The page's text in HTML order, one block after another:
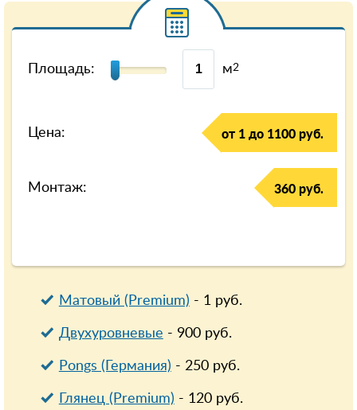
Площадь: м2
Цена: от 1 до 1100 руб.
Монтаж: 360 руб.
Матовый (Premium) - 1руб.
Двухуровневые - 900руб.
Pongs (Германия) - 250руб.
Глянец (Premium) - 120руб.